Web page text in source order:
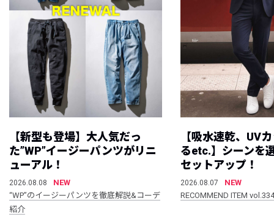
【新型も登場】大人気だっ
た”WP”イージーパンツがリニ
ューアル！
2026.08.08
NEW
“WP”のイージーパンツを徹底解説&コーデ
紹介
【吸水速乾、UV
るetc.】シーンを
セットアップ！
2026.08.07
NEW
RECOMMEND ITEM vol.334